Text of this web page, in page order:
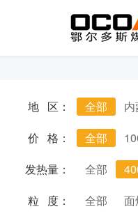
地 区： 全部
价 格：
全部
发热量：
全部
粒 度：
全部 面